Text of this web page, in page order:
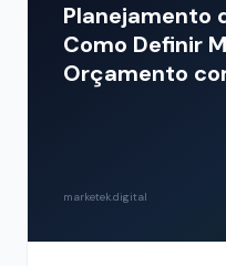
Planejamento
Como Definir
Orçamento
marketek.digital